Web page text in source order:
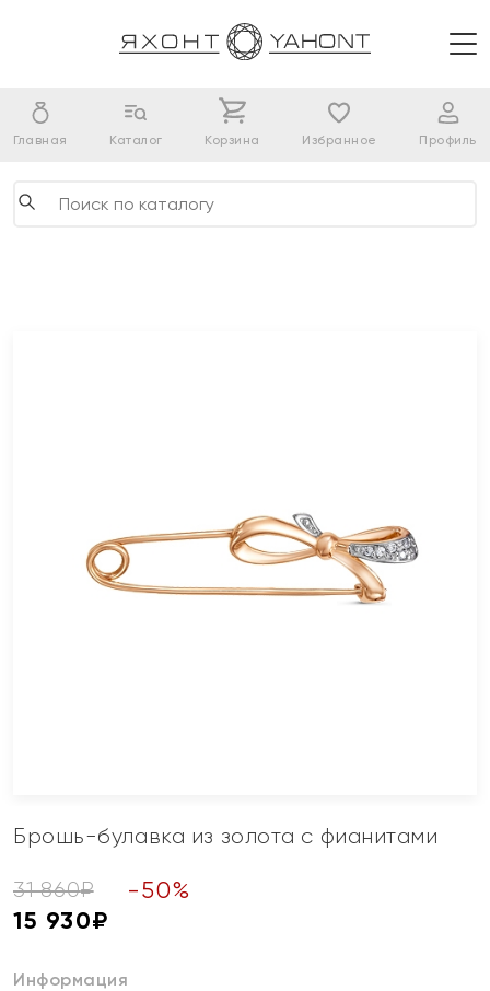
Главная Каталог Корзина Избранное Профиль
Брошь-булавка из золота с фианитами
31 860₽ -50%
15 930₽
Информация